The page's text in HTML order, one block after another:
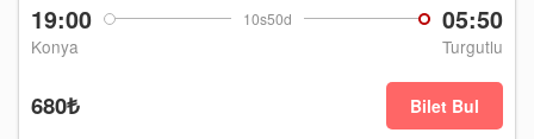
19:00 10s50d 05:50
Konya Turgutlu
680₺ Bilet Bul